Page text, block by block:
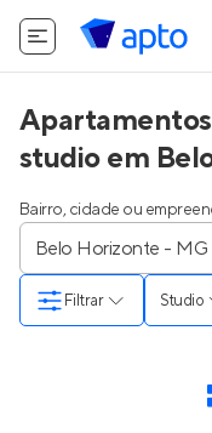
studio em
Bairro, cidade ou
Studio
Filtrar